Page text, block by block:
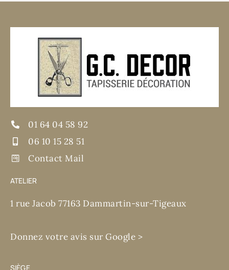
01 64 04 58 92
06 10 15 28 51
Contact Mail
ATELIER
1 rue Jacob 77163 Dammartin-sur-Tigeaux
Donnez votre avis sur Google >
SIÈGE